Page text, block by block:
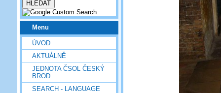
Menu
ÚVOD
AKTUÁLNĚ
JEDNOTA ČSOL ČESKÝ
BROD
SEARCH - LANGUAGE